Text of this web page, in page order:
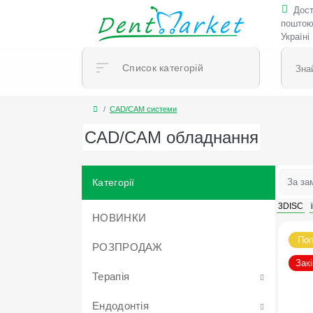
Україні
Список категорій
CAD/CAM системи
CAD/CAM обладнання
Категорії
НОВИНКИ
РОЗПРОДАЖ
Терапія
Адгезиви та протравлюючі гелі
Ендодонтія
3DISC